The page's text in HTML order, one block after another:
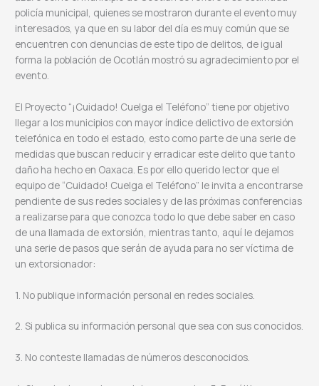
policía municipal, quienes se mostraron durante el evento muy
interesados, ya que en su labor del día es muy común que se
encuentren con denuncias de este tipo de delitos, de igual
forma la población de Ocotlán mostró su agradecimiento por el
evento.
El Proyecto “¡Cuidado! Cuelga el Teléfono” tiene por objetivo
llegar a los municipios con mayor índice delictivo de extorsión
telefónica en todo el estado, esto como parte de una serie de
medidas que buscan reducir y erradicar este delito que tanto
daño ha hecho en Oaxaca. Es por ello querido lector que el
equipo de “Cuidado! Cuelga el Teléfono” le invita a encontrarse
pendiente de sus redes sociales y de las próximas conferencias
a realizarse para que conozca todo lo que debe saber en caso
de una llamada de extorsión, mientras tanto, aquí le dejamos
una serie de pasos que serán de ayuda para no ser víctima de
un extorsionador:
1. No publique información personal en redes sociales.
2. Si publica su información personal que sea con sus conocidos.
3. No conteste llamadas de números desconocidos.